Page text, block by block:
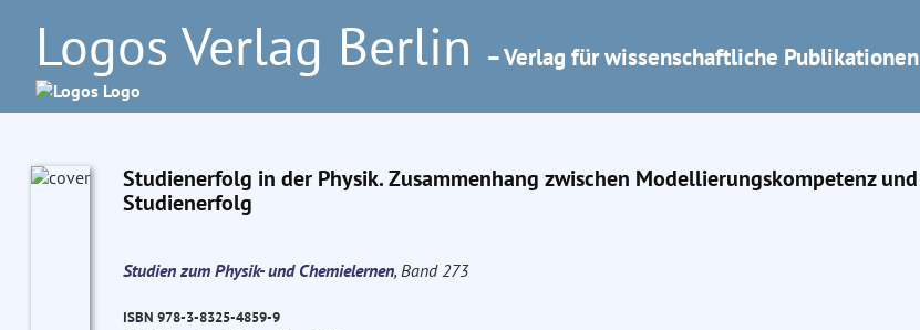
Logos Verlag Berlin – Verlag für wissenschaftliche Publikationen
Studienerfolg in der Physik. Zusammenhang zwischen Modellierungskompetenz und
Studienerfolg
Studien zum Physik- und Chemielernen, Band 273
ISBN 978-3-8325-4859-9